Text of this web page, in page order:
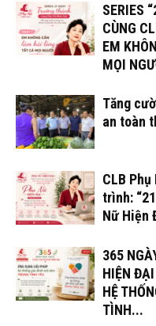
SERIES
CÙNG
EM
MỌI
Tăng
an toàn
CLB
trình:
Nữ Hiện
365
HIỆN
HỆ
TÌNH...